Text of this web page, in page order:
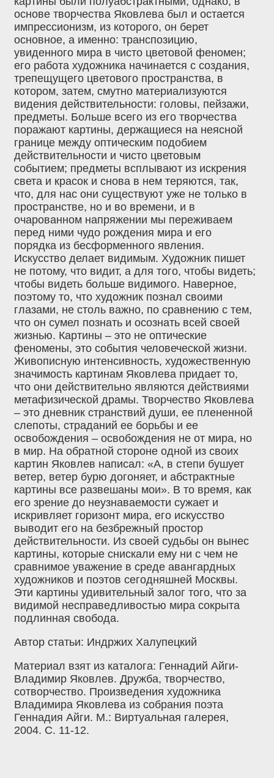
основе творчества Яковлева был и остается
импрессионизм, из которого, он берет
основное, а именно: транспозицию,
увиденного мира в чисто цветовой феномен;
его работа художника начинается с создания,
трепещущего цветового пространства, в
котором, затем, смутно материализуются
видения действительности: головы, пейзажи,
предметы. Больше всего из его творчества
поражают картины, держащиеся на неясной
границе между оптическим подобием
действительности и чисто цветовым
событием; предметы всплывают из искрения
света и красок и снова в нем теряются, так,
что, для нас они существуют уже не только в
пространстве, но и во времени, и в
очарованном напряжении мы переживаем
перед ними чудо рождения мира и его
порядка из бесформенного явления.
Искусство делает видимым. Художник пишет
не потому, что видит, а для того, чтобы видеть;
чтобы видеть больше видимого. Наверное,
поэтому то, что художник познал своими
глазами, не столь важно, по сравнению с тем,
что он сумел познать и осознать всей своей
жизнью. Картины – это не оптические
феномены, это события человеческой жизни.
Живописную интенсивность, художественную
значимость картинам Яковлева придает то,
что они действительно являются действиями
метафизической драмы. Творчество Яковлева
– это дневник странствий души, ее плененной
слепоты, страданий ее борьбы и ее
освобождения – освобождения не от мира, но
в мир. На обратной стороне одной из своих
картин Яковлев написал: «А, в степи бушует
ветер, ветер бурю догоняет, и абстрактные
картины все развешаны мои». В то время, как
его зрение до неузнаваемости сужает и
искривляет горизонт мира, его искусство
выводит его на безбрежный простор
действительности. Из своей судьбы он вынес
картины, которые снискали ему ни с чем не
сравнимое уважение в среде авангардных
художников и поэтов сегодняшней Москвы.
Эти картины удивительный залог того, что за
видимой несправедливостью мира сокрыта
подлинная свобода.
Автор статьи: Индржих Халупецкий
Материал взят из каталога: Геннадий Айги-
Владимир Яковлев. Дружба, творчество,
сотворчество. Произведения художника
Владимира Яковлева из собрания поэта
Геннадия Айги. М.: Виртуальная галерея,
2004. С. 11-12.